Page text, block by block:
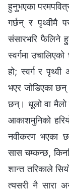
हुनुभएका
गर्छन् र पृथ्वीमै
संसारभरि फैलिने
स्वर्गमा
हो; स्वर्ग र
भएर जोडिएका
छन्। धूलो वा मैलो
आकाशमुनिको
नवीकरण भएका
सास चम्कन्छ,
शान्त तरिकाले
त्यसरी नै सारा